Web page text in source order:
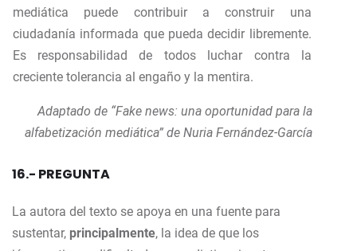
mediática puede contribuir a construir una
ciudadanía informada que pueda decidir libremente.
Es responsabilidad de todos luchar contra la
creciente tolerancia al engaño y la mentira.
Adaptado de “Fake news: una oportunidad para la
alfabetización mediática” de Nuria Fernández-García
16.- PREGUNTA
La autora del texto se apoya en una fuente para
sustentar, principalmente, la idea de que los